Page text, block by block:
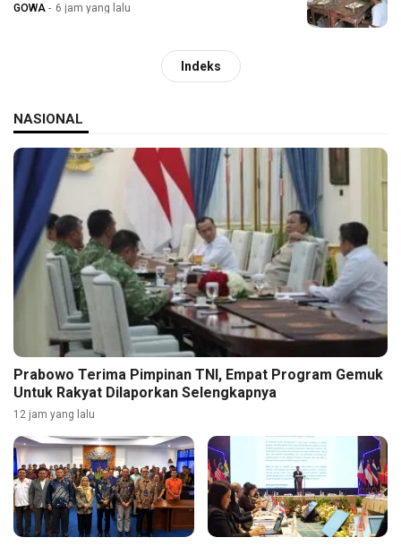
GOWA 6 jam yang lalu
Indeks
NASIONAL
Prabowo Terima Pimpinan TNI, Empat Program Gemuk
Untuk Rakyat Dilaporkan Selengkapnya
12 jam yang lalu